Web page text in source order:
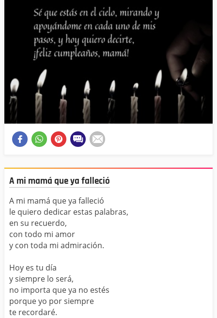
A mi mamá que ya falleció
A mi mamá que ya falleció
le quiero dedicar estas palabras,
en su recuerdo,
con todo mi amor
y con toda mi admiración.
Hoy es tu día
y siempre lo será,
no importa que ya no estés
porque yo por siempre
te recordaré.